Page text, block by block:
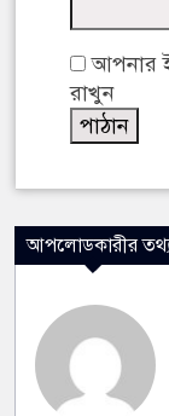
আপনার
রাখুন
আপলোডকারীর